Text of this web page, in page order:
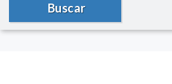
Buscar